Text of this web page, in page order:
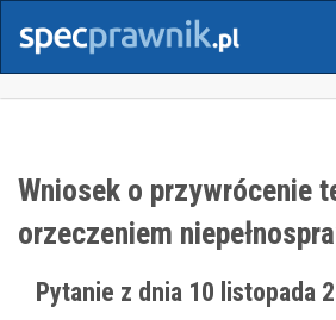
Wniosek o przywrócenie
orzeczeniem
Pytanie z dnia 10 listopada